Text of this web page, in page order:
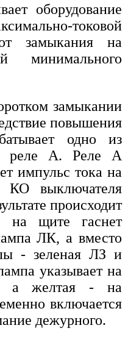
оборудование
токовой
замыкания на
замыкании
повышения
одно из
реле А. Реле А
импульс тока на
КО выключателя
происходит
на щите гаснет
ЛК, а вместо
- зеленая ЛЗ и
указывает на
а желтая - на
включается
дежурного.